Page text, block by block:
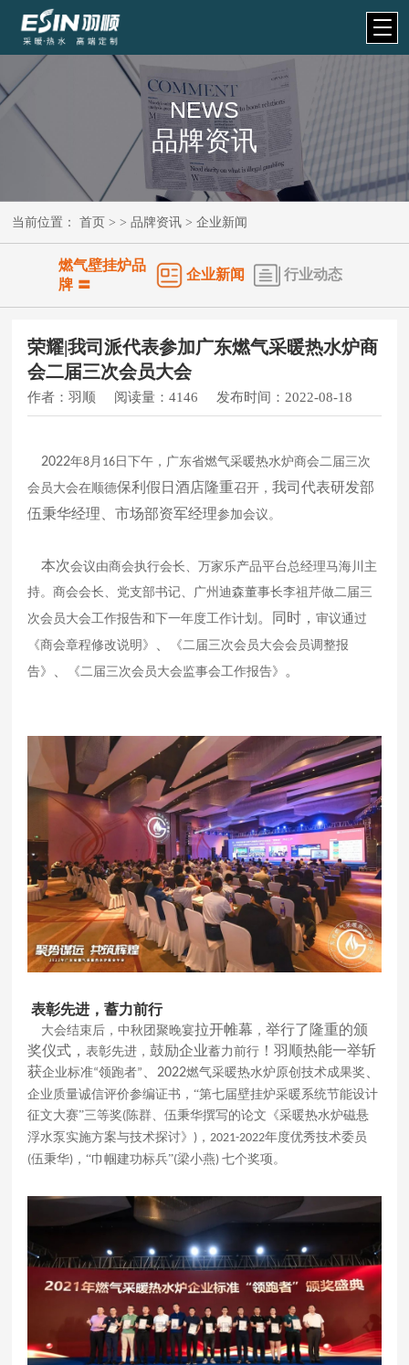
NEWS
品牌资讯
当前位置：首页 > >品牌资讯 >企业新闻
燃气壁挂炉品
牌 〓
企业新闻 行业动态
荣耀|我司派代表参加广东燃气采暖热水炉商
会二届三次会员大会
作者：羽顺 阅读量：4146 发布时间： 2022-08-18
2022年8月 16 日下午，广东省燃气采暖热水炉商会二届三次
会员大会在顺德保利假日酒店隆重召开，我司代表研发部
伍秉华经理、市场部资军经理参加会议。
本次会议由商会执行会长、万家乐产品平台总经理马海川主
持。商会会长、党支部书记、广州迪森董事长李祖芹做二届三
次会员大会工作报告和下一年度工作计划 。 同时，审议通过
《商会章程修改说明》
《二届三次会员大会会员调整报
告》
《二届三次会员大会监事会工作报告》 。
表彰先进 ，蓄力前行
大会结束后，中秋团聚晚宴拉开帷幕 ，举行了隆重的颁
奖仪式，表彰先进，鼓励企业蓄力前行 ！羽顺热能一举斩
获企业标准“领跑者” 2022燃气采暖热水炉原创技术成果奖
企业质量诚信评价参编证书 ，“第七届壁挂炉采暖系统节能设计
征文大赛”三等奖(陈群、伍秉华撰写的论文《采暖热水炉磁悬
浮水泵实施方案与技术探讨》) ， 2021-2022年度优秀技术委员
(伍秉华) ，“巾帼建功标兵”(梁小燕)七个奖项。